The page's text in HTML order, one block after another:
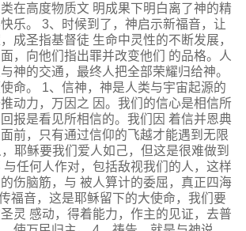
在高度物质文 明成果下明白离了神的精
乐。 3、时候到了，神启示新福音，让
成圣指基督徒 生命中灵性的不断发展，
，向他们指出罪并改变他们 的品格。人
神的交通，最终人把全部荣耀归给神。
命。 1、信神，神是人类与宇宙起源的
动力，万因之 因。我们的信心是相信所
报是看见所相信的。我们因 着信并恩典
前，只有通过信仰的飞越才能遇到无限
耶稣要我们爱人如己，但这是很难做到
任何人作对，包括敌视我们的人，这样
伤脑筋，与 被人算计的委屈，真正四海
福音，这是耶稣留下的大使命，我们要
灵 感动，得着能力，作主的见证，去普